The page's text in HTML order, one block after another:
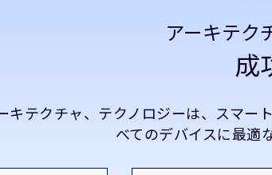
アーキテク
成
キテクチャ、テクノロジーは、スマ
べてのデバイスに最適